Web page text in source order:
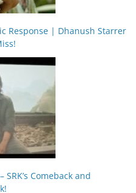
Response | Dhanush Starrer
Comeback and